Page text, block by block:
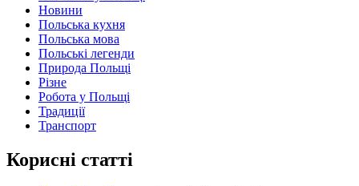
Новини
Польська кухня
Польська мова
Польські легенди
Природа Польщі
Різне
Робота у Польщі
Традиції
Транспорт
Корисні статті